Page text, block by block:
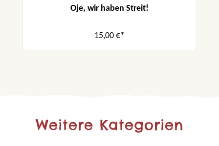
Oje, wir haben Streit!
15,00 €*
Weitere Kategorien